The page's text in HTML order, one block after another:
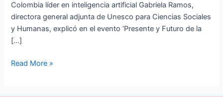
Colombia líder en inteligencia artificial Gabriela Ramos,
directora general adjunta de Unesco para Ciencias Sociales
y Humanas, explicó en el evento ‘Presente y Futuro de la
[…]
Read More »